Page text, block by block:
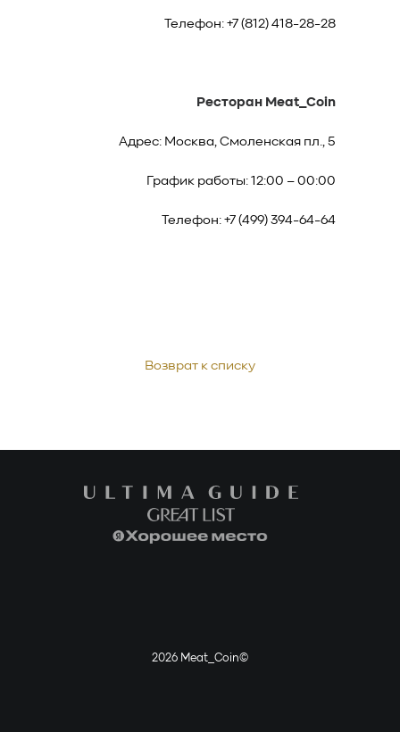
Телефон: +7 (812) 418-28-28
Ресторан Meat_Coin
Адрес: Москва, Смоленская пл., 5
График работы: 12:00 – 00:00
Телефон: +7 (499) 394-64-64
Возврат к списку
2026 Meat_Coin©